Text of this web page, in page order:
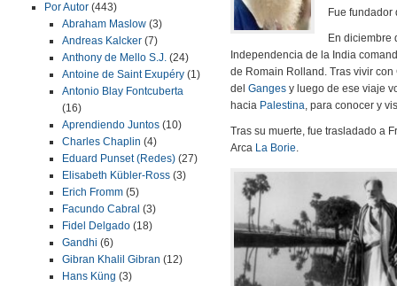
Por Autor (443)
Abraham Maslow (3)
Andreas Kalcker (7)
Anthony de Mello S.J. (24)
Antoine de Saint Exupéry (1)
Antonio Blay Fontcuberta
(16)
Aprendiendo Juntos (10)
Charles Chaplin (4)
Eduard Punset (Redes) (27)
Elisabeth Kübler-Ross (3)
Erich Fromm (5)
Facundo Cabral (3)
Fidel Delgado (18)
Gandhi (6)
Gibran Khalil Gibran (12)
Hans Küng (3)
Fue
En diciembre
Independencia de la India
de Romain Rolland. Tras vivir
del Ganges y luego de ese viaje
hacia Palestina, para conocer y
Tras su muerte, fue trasladado a
Arca La Borie.